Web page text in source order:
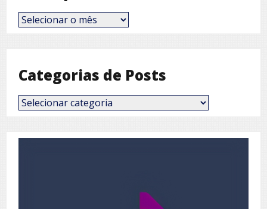
Posts
por
Categorias de Posts
Categorias
de